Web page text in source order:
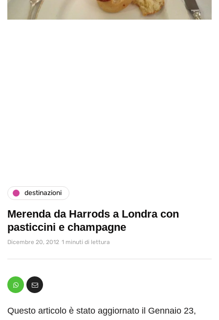
destinazioni
Merenda da Harrods a Londra con
pasticcini e champagne
Dicembre 20, 2012 1 minuti di lettura
Questo articolo è stato aggiornato il Gennaio 23,